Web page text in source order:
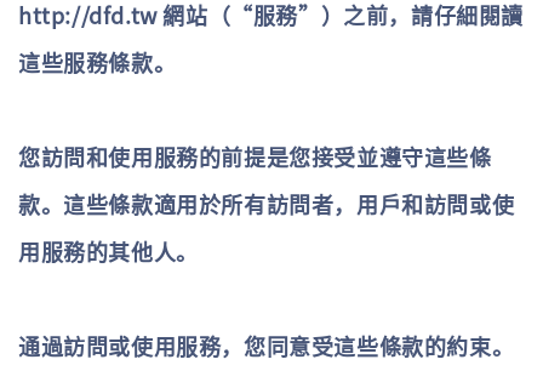
http://dfd.tw 網站（“服務”）之前，請仔細閱讀
這些服務條款。
您訪問和使用服務的前提是您接受並遵守這些條
款。這些條款適用於所有訪問者，用戶和訪問或使
用服務的其他人。
通過訪問或使用服務，您同意受這些條款的約束。